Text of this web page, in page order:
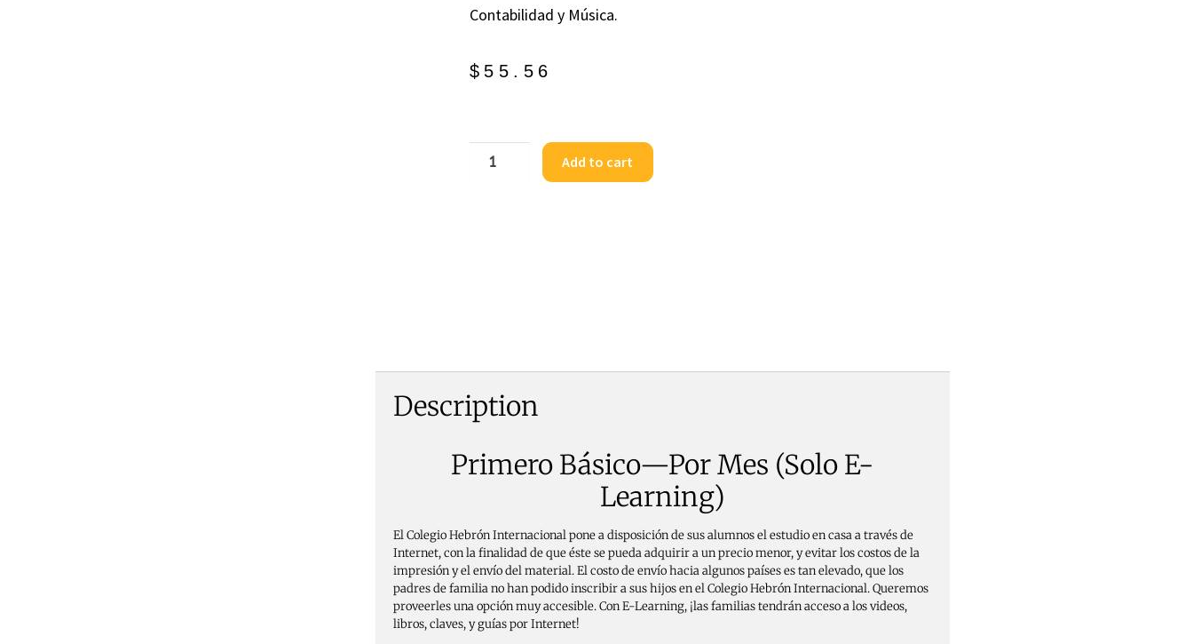
Contabilidad y Música.
$ 55.56
Add to cart
Description
Primero Básico—Por Mes (Solo E-
Learning)
El Colegio Hebrón Internacional pone a disposición de sus alumnos el estudio en casa a través de
Internet, con la finalidad de que éste se pueda adquirir a un precio menor, y evitar los costos de la
impresión y el envío del material. El costo de envío hacia algunos países es tan elevado, que los
padres de familia no han podido inscribir a sus hijos en el Colegio Hebrón Internacional. Queremos
proveerles una opción muy accesible. Con E-Learning, ¡las familias tendrán acceso a los videos,
libros, claves, y guías por Internet!